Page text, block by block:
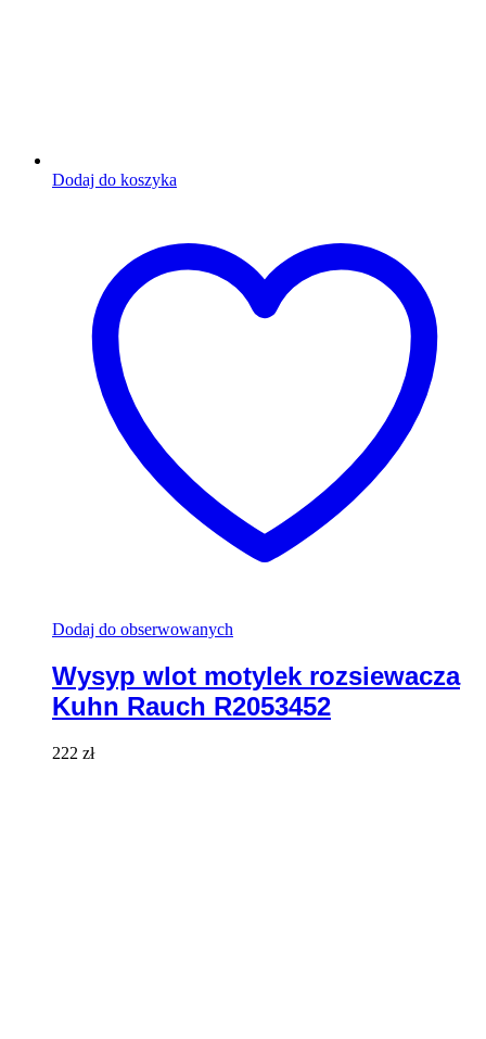
Dodaj do koszyka
Dodaj do obserwowanych
Wysyp wlot motylek rozsiewacza
Kuhn Rauch R2053452
222 zł